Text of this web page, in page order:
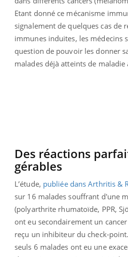
Etant donné ce mécanisme
signalement de quelques cas de
immunes induites, les médecins
question de pouvoir les donner
malades déjà atteints de
Des réactions
gérables
L’étude, publiée dans Arthritis &
sur 16 malades souffrant d'une
(polyarthrite rhumatoïde, PPR,
ont eu secondairement un
reçu un inhibiteur du check-
seuls 6 malades ont eu une